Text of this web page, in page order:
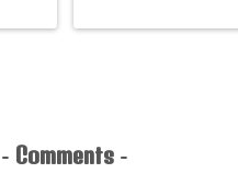
- Comments -